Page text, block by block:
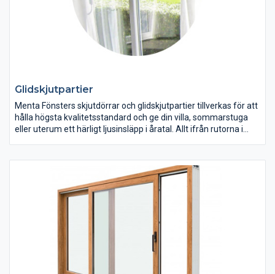
Glidskjutpartier
Menta Fönsters skjutdörrar och glidskjutpartier tillverkas för att
hålla högsta kvalitetsstandard och ge din villa, sommarstuga
eller uterum ett härligt ljusinsläpp i åratal. Allt ifrån rutorna i
anpassa våra glasskjutdörrar och glidskjutpartier för att passa
just din smak och dina önskemål.